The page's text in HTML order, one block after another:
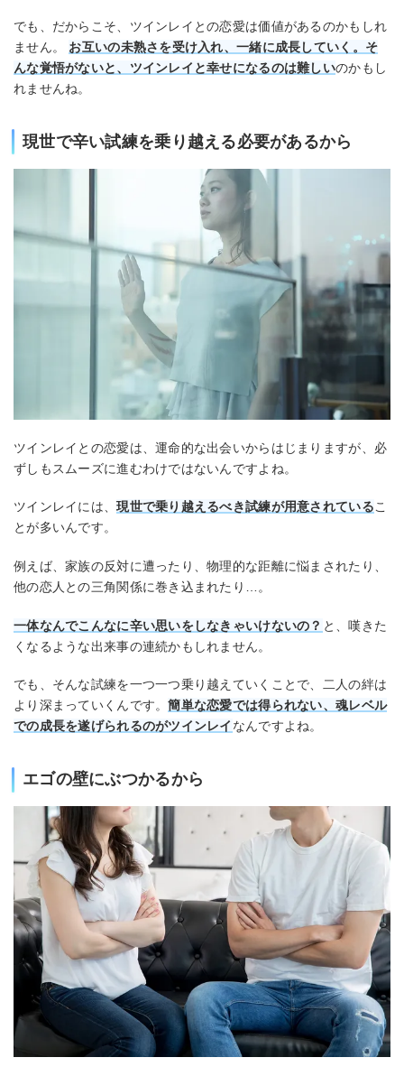
でも、だからこそ、ツインレイとの恋愛は価値があるのかもしれ
ません。 お互いの未熟さを受け入れ、一緒に成長していく。そ
んな覚悟がないと、ツインレイと幸せになるのは難しいのかもし
れませんね。
現世で辛い試練を乗り越える必要があるから
ツインレイとの恋愛は、運命的な出会いからはじまりますが、必
ずしもスムーズに進むわけではないんですよね。
ツインレイには、現世で乗り越えるべき試練が用意されているこ
とが多いんです。
例えば、家族の反対に遭ったり、物理的な距離に悩まされたり、
他の恋人との三角関係に巻き込まれたり…。
一体なんでこんなに辛い思いをしなきゃいけないの？ と、嘆きた
くなるような出来事の連続かもしれません。
でも、そんな試練を一つ一つ乗り越えていくことで、二人の絆は
より深まっていくんです。簡単な恋愛では得られない、魂レベル
での成長を遂げられるのがツインレイ なんですよね。
エゴの壁にぶつかるから